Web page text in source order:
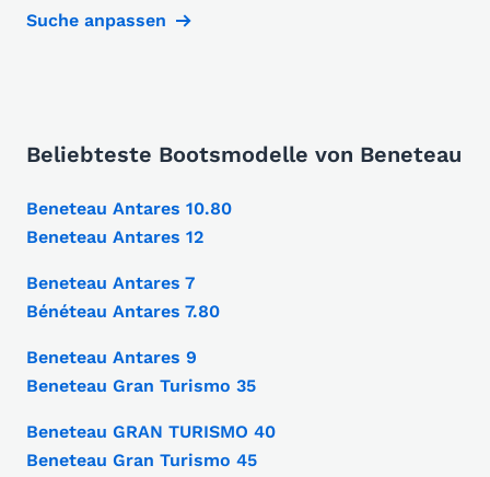
Suche anpassen
Beliebteste Bootsmodelle von Beneteau
Beneteau Antares 10.80
Beneteau Antares 12
Beneteau Antares 7
Bénéteau Antares 7.80
Beneteau Antares 9
Beneteau Gran Turismo 35
Beneteau GRAN TURISMO 40
Beneteau Gran Turismo 45